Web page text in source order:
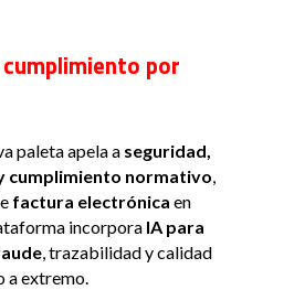
por
paleta apela a seguridad,
cumplimiento normativo,
factura electrónica en
incorpora IA para
, trazabilidad y calidad
a extremo.